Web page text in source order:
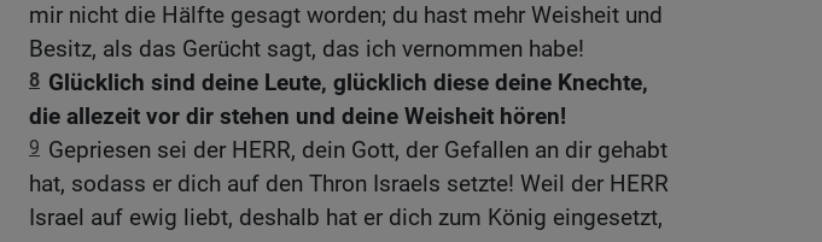
mir nicht die Hälfte gesagt worden; du hast mehr Weisheit und
Besitz, als das Gerücht sagt, das ich vernommen habe!
8 Glücklich sind deine Leute, glücklich diese deine Knechte,
die allezeit vor dir stehen und deine Weisheit hören!
9 Gepriesen sei der HERR, dein Gott, der Gefallen an dir gehabt
hat, sodass er dich auf den Thron Israels setzte! Weil der HERR
Israel auf ewig liebt, deshalb hat er dich zum König eingesetzt,